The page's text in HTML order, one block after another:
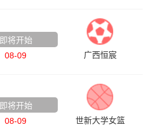
即将开始
08-09
广西恒宸
即将开始
08-09
世新大学女篮